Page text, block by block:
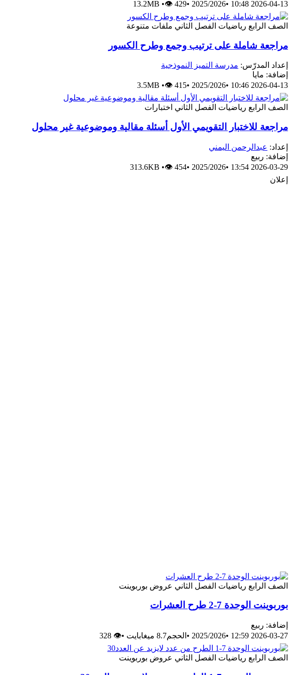
2026-04-13 10:48
•
2025/2026
•
13.2MB •👁 429
الصف الرابع رياضيات الفصل الثاني ملفات متنوعة
مراجعة شاملة على ترتيب وجمع وطرح الكسور
إعداد المدرّس: مدرسة التميز النموذجية
إضافة: مايا
2026-04-13 10:46
•
2025/2026
•
3.5MB •👁 415
الصف الرابع رياضيات الفصل الثاني اختبارات
مراجعة للاختبار التقويمي الأول أسئلة مقالية وموضوعية غير محلول
إعداد: عبدالرحمن اليمني
إضافة: ربيع
2026-03-29 13:54
•
2025/2026
•
313.6KB •👁 454
إعلان
الصف الرابع رياضيات الفصل الثاني عروض بوربوينت
بوربوينت الوحدة 7-2 طرح العشرات
إضافة: ربيع
2026-03-27 12:59
•
2025/2026
• الحجم8.7 ميغابايت •
👁 328
الصف الرابع رياضيات الفصل الثاني عروض بوربوينت